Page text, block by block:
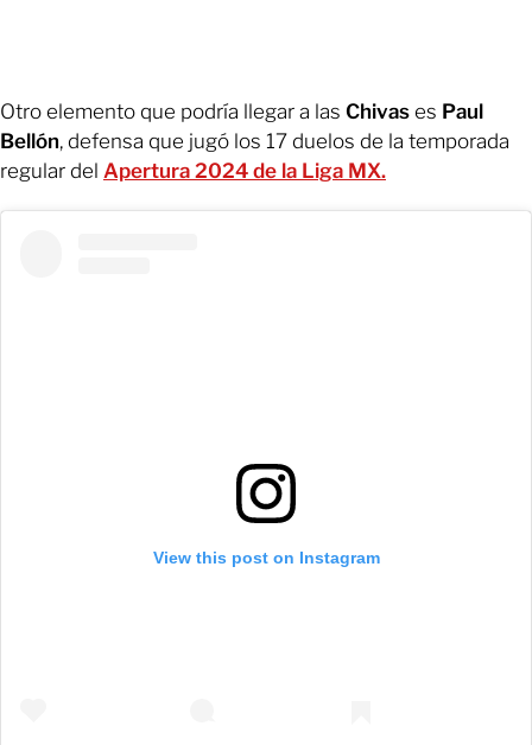
Otro elemento que podría llegar a las Chivas es Paul
Bellón, defensa que jugó los 17 duelos de la temporada
regular del Apertura 2024 de la Liga MX.
View this post on Instagram